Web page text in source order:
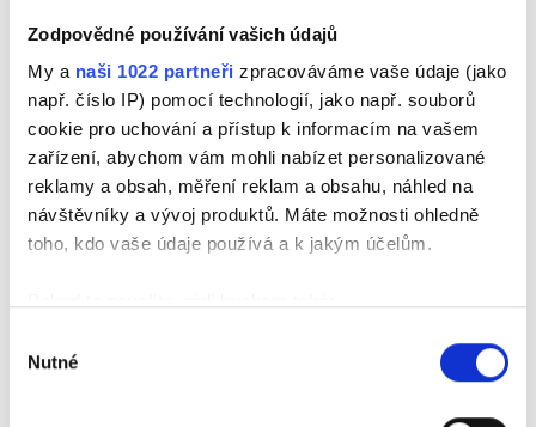
Zodpovědné používání vašich údajů
My a naši 1022 partneři zpracováváme vaše údaje (jako
např. číslo IP) pomocí technologií, jako např. souborů
cookie pro uchování a přístup k informacím na vašem
zařízení, abychom vám mohli nabízet personalizované
reklamy a obsah, měření reklam a obsahu, náhled na
návštěvníky a vývoj produktů. Máte možnosti ohledně
toho, kdo vaše údaje používá a k jakým účelům.
poloze, které mohou být přesné na několik metrů
skenování pro konkrétní charakteristiky (otisk prstu)
souhlasu
Nutné
Výška profilu:
49 mm